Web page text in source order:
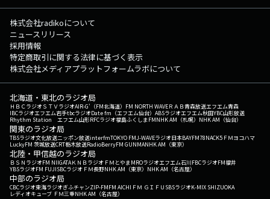
株式会社radikoについて
ニュースリリース
採用情報
特定商取引に関する法律に基づく表示
株式会社メディアプラットフォームラボについて
北海道・東北のラジオ局
ＨＢＣラジオＳＴＶラジオAIR-G'（FM北海道） FM NORTH WAVEＲＡＢ青森放送エフエム青森
IBCラジオエフエム岩手tbcラジオDate fm（エフエム仙台） ABSラジオエフエム秋田YBC山形放送
Rhythm Station エフエム山形RFCラジオ福島ふくしまFMNHK AM（札幌） NHK AM（仙台）
関東のラジオ局
TBSラジオ文化放送ニッポン放送interfmTOKYO FMJ-WAVEラジオ日本BAYFM78NACK5 ＦＭヨコハマ
LuckyFM 茨城放送CRT栃木放送RadioBerryFM GUNMANHK AM（東京）
北陸・甲信越のラジオ局
ＢＳＮラジオFM NIIGATAＫＮＢラジオ ＦＭとやまMROラジオエフエム石川FBCラジオFM福井
YBSラジオFM FUJISBCラジオ ＦＭ長野NHK AM（東京） NHK AM（名古屋）
中部のラジオ局
CBCラジオ東海ラジオぎふチャンZIP-FMFM AICHI ＦＭ ＧＩＦＵ SBSラジオK-MIX SHIZUOKA
レディオキューブ ＦＭ三重NHK AM（名古屋）